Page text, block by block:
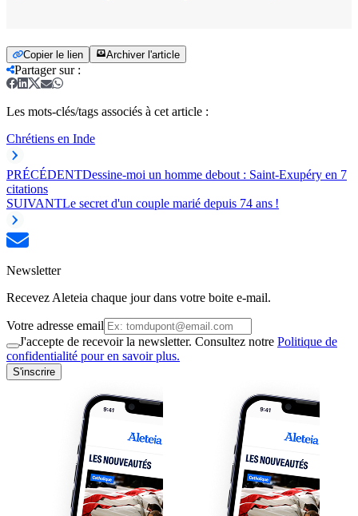
Copier le lien Archiver l'article
Partager sur:
Les mots-clés/tags associés à cet article :
Chrétiens en Inde
PRÉCÉDENTDessine-moi un homme debout : Saint-Exupéry en 7
citations
SUIVANTLe secret d'un couple marié depuis 74 ans !
Newsletter
Recevez Aleteia chaque jour dans votre boite e-mail.
Votre adresse email
J'accepte de recevoir la newsletter. Consultez notre Politique de
confidentialité pour en savoir plus.
S'inscrire